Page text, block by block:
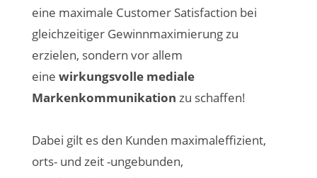
eine maximale Customer Satisfaction bei
gleichzeitiger Gewinnmaximierung zu
erzielen, sondern vor allem
eine wirkungsvolle mediale
Markenkommunikation zu schaffen!
Dabei gilt es den Kunden maximaleffizient,
orts- und zeit -ungebunden,